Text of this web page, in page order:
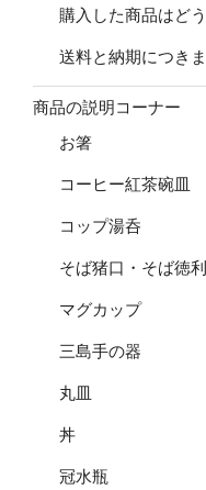
購入した商品はど
送料と納期につき
商品の説明コーナー
お箸
コーヒー紅茶碗皿
コップ湯呑
そば猪口・そば徳利
マグカップ
三島手の器
丸皿
丼
冠水瓶